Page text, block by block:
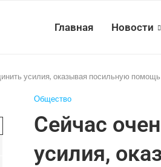
Главная Новости
усилия, оказывая посильную
Общество
Сейчас
усилия,